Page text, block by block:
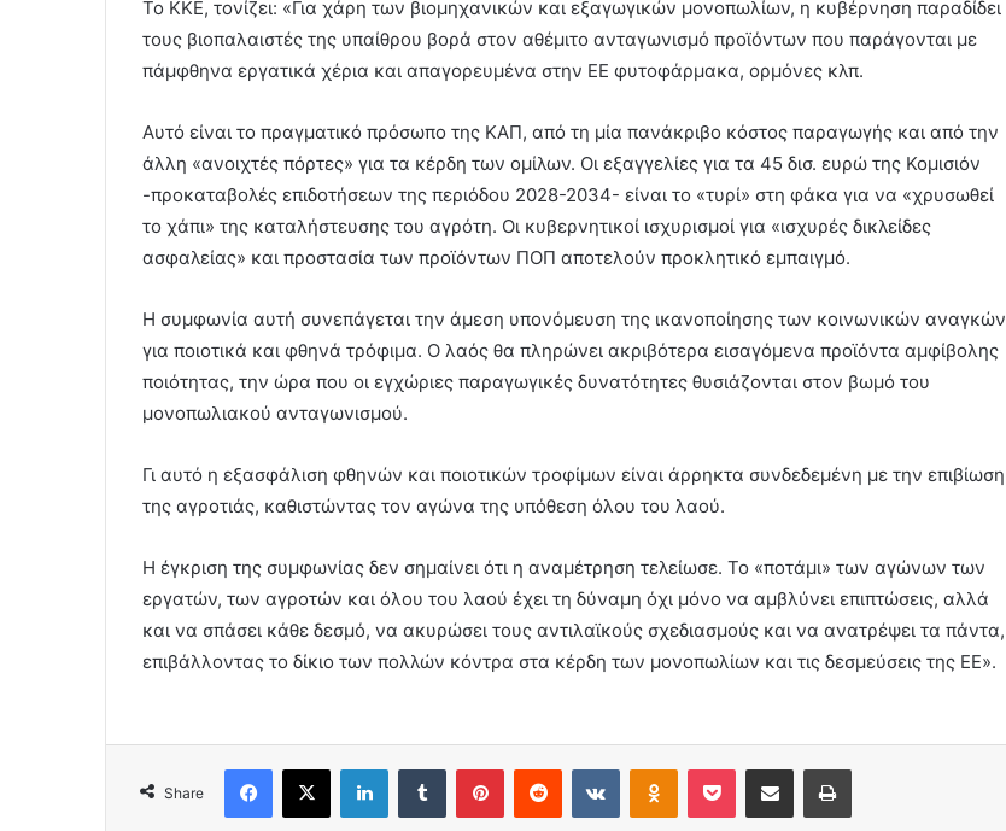
Το ΚΚΕ, τονίζει: «Για χάρη των βιομηχανικών και εξαγωγικών μονοπωλίων, η κυβέρνηση παραδίδει
τους βιοπαλαιστές της υπαίθρου βορά στον αθέμιτο ανταγωνισμό προϊόντων που παράγονται με
πάμφθηνα εργατικά χέρια και απαγορευμένα στην ΕΕ φυτοφάρμακα, ορμόνες κλπ.
Αυτό είναι το πραγματικό πρόσωπο της ΚΑΠ, από τη μία πανάκριβο κόστος παραγωγής και από την
άλλη «ανοιχτές πόρτες» για τα κέρδη των ομίλων. Οι εξαγγελίες για τα 45 δισ. ευρώ της Κομισιόν
-προκαταβολές επιδοτήσεων της περιόδου 2028-2034- είναι το «τυρί» στη φάκα για να «χρυσωθεί
το χάπι» της καταλήστευσης του αγρότη. Οι κυβερνητικοί ισχυρισμοί για «ισχυρές δικλείδες
ασφαλείας» και προστασία των προϊόντων ΠΟΠ αποτελούν προκλητικό εμπαιγμό.
Η συμφωνία αυτή συνεπάγεται την άμεση υπονόμευση της ικανοποίησης των κοινωνικών αναγκών
για ποιοτικά και φθηνά τρόφιμα. Ο λαός θα πληρώνει ακριβότερα εισαγόμενα προϊόντα αμφίβολης
ποιότητας, την ώρα που οι εγχώριες παραγωγικές δυνατότητες θυσιάζονται στον βωμό του
μονοπωλιακού ανταγωνισμού.
Γι αυτό η εξασφάλιση φθηνών και ποιοτικών τροφίμων είναι άρρηκτα συνδεδεμένη με την επιβίωση
της αγροτιάς, καθιστώντας τον αγώνα της υπόθεση όλου του λαού.
Η έγκριση της συμφωνίας δεν σημαίνει ότι η αναμέτρηση τελείωσε. Το «ποτάμι» των αγώνων των
εργατών, των αγροτών και όλου του λαού έχει τη δύναμη όχι μόνο να αμβλύνει επιπτώσεις, αλλά
και να σπάσει κάθε δεσμό, να ακυρώσει τους αντιλαϊκούς σχεδιασμούς και να ανατρέψει τα πάντα,
επιβάλλοντας το δίκιο των πολλών κόντρα στα κέρδη των μονοπωλίων και τις δεσμεύσεις της ΕΕ».
Share
Facebook
X LinkedInTumblr PinterestReddit VKontakteOdnoklassniki
Pocket Share via Email Print